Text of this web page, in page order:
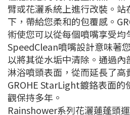
臂或花灑系統上進行改裝。站
下，帶給您柔和的包覆感。
術使您可以從每個噴嘴享受均
SpeedClean噴嘴設計意味著
以將其從水垢中清除。通過內
淋浴噴頭表面，從而延長了高
GROHE StarLight鍍鉻表面
觀保持多年。
Rainshower系列花灑蓮蓬頭